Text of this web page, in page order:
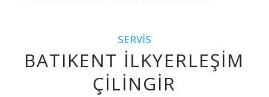
SERVIS
BATIKENT İLKYERLEŞIM
ÇILINGIR